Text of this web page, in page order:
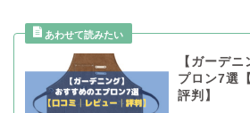
【ガーデ
プロン7選
評判】